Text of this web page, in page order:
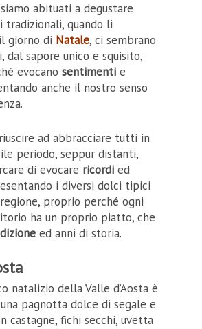
abituati a degustare
quando li
giorno di Natale, ci sembrano
dal sapore unico e squisito,
evocano sentimenti e
anche il nostro senso
ad abbracciare tutti in
periodo, seppur distanti,
di evocare ricordi ed
i diversi dolci tipici
proprio perché ogni
ha un proprio piatto, che
ed anni di storia.
natalizio della Valle d’Aosta è
pagnotta dolce di segale e
castagne, fichi secchi, uvetta